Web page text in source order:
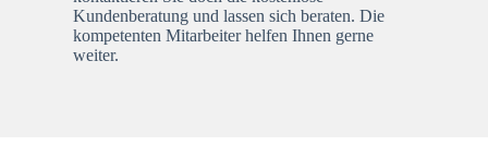
Kundenberatung und lassen sich beraten. Die
kompetenten Mitarbeiter helfen Ihnen gerne
weiter.